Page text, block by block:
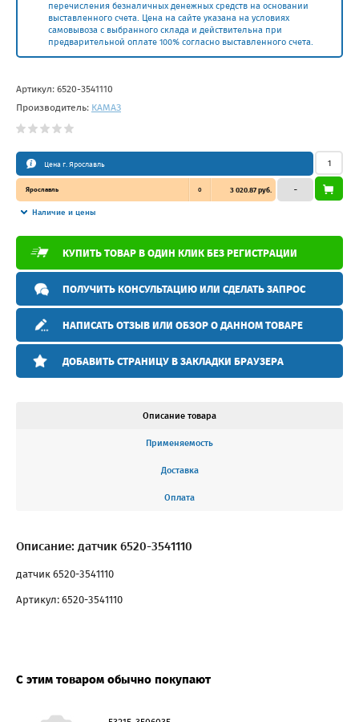
перечисления безналичных денежных средств на основании
выставленного счета. Цена на сайте указана на условиях
самовывоза с выбранного склада и действительна при
предварительной оплате 100% согласно выставленного счета.
Артикул: 6520-3541110
Производитель: КАМАЗ
Цена г. Ярославль
Ярославль 0 3 020.87 руб.
Наличие и цены
–
КУПИТЬ ТОВАР В ОДИН КЛИК БЕЗ РЕГИСТРАЦИИ
ПОЛУЧИТЬ КОНСУЛЬТАЦИЮ ИЛИ СДЕЛАТЬ ЗАПРОС
НАПИСАТЬ ОТЗЫВ ИЛИ ОБЗОР О ДАННОМ ТОВАРЕ
ДОБАВИТЬ СТРАНИЦУ В ЗАКЛАДКИ БРАУЗЕРА
Описание товара
Применяемость
Доставка
Оплата
Описание: датчик 6520-3541110
датчик 6520-3541110
Артикул: 6520-3541110
С этим товаром обычно покупают